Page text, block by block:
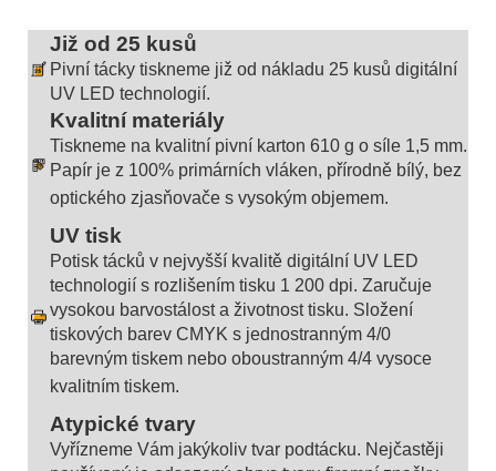
Již od 25 kusů
Pivní tácky tiskneme již od nákladu 25 kusů digitální
UV LED technologií.
Kvalitní materiály
Tiskneme na kvalitní pivní karton 610 g o síle 1,5 mm.
Papír je z 100% primárních vláken, přírodně bílý, bez
optického zjasňovače s vysokým objemem.
UV tisk
Potisk tácků v nejvyšší kvalitě digitální UV LED
technologií s rozlišením tisku 1 200 dpi. Zaručuje
vysokou barvostálost a životnost tisku. Složení
tiskových barev CMYK s jednostranným 4/0
barevným tiskem nebo oboustranným 4/4 vysoce
kvalitním tiskem.
Atypické tvary
Vyřízneme Vám jakýkoliv tvar podtácku. Nejčastěji